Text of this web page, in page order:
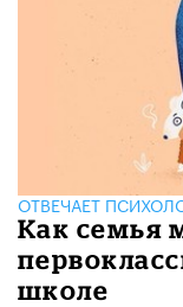
ОТВЕЧАЕТ
Как семья
школе